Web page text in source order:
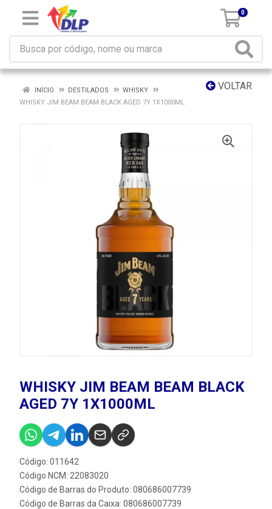
0
VOLTAR
INÍCIO DESTILADOS
WHISKY
WHISKY JIM BEAM BEAM BLACK AGED 7Y 1X1000ML
WHISKY JIM BEAM BEAM BLACK
AGED 7Y 1X1000ML
Código: 011642
Código NCM: 22083020
Código de Barras do Produto: 080686007739
Código de Barras da Caixa: 080686007739